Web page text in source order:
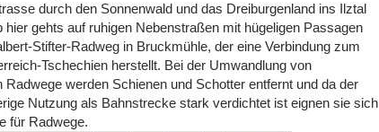
durch den Sonnenwald und das Dreiburgenland ins Ilztal
hier gehts auf ruhigen Nebenstraßen mit hügeligen Passagen
Stifter-Radweg in Bruckmühle, der eine Verbindung zum
Tschechien herstellt. Bei der Umwandlung von
Radwege werden Schienen und Schotter entfernt und da der
Nutzung als Bahnstrecke stark verdichtet ist eignen sie sich
für Radwege.